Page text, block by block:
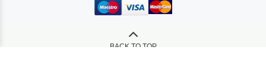
BACK TO TOP